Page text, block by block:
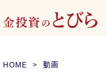
HOME 動画